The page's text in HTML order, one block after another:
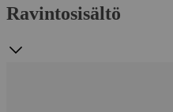
Ravintosisältö